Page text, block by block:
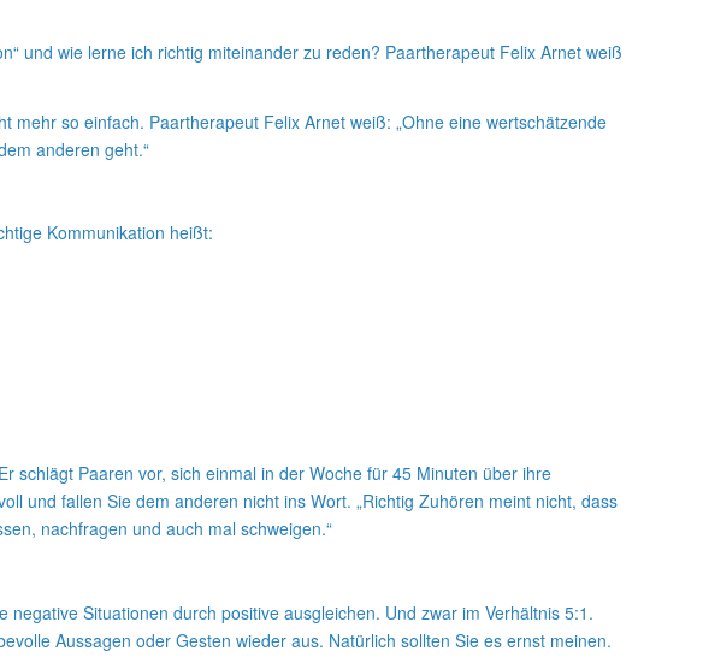
und wie lerne ich richtig miteinander zu reden? Paartherapeut Felix Arnet weiß
so einfach. Paartherapeut Felix Arnet weiß: „Ohne eine wertschätzende
anderen geht.“
Kommunikation heißt:
schlägt Paaren vor, sich einmal in der Woche für 45 Minuten über ihre
und fallen Sie dem anderen nicht ins Wort. „Richtig Zuhören meint nicht, dass
nachfragen und auch mal schweigen.“
Situationen durch positive ausgleichen. Und zwar im Verhältnis 5:1.
Aussagen oder Gesten wieder aus. Natürlich sollten Sie es ernst meinen.